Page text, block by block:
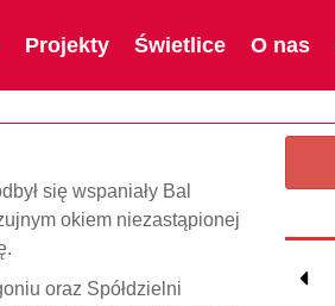
Projekty Świetlice O nas
się wspaniały Bal
okiem niezastąpionej
oraz Spółdzielni